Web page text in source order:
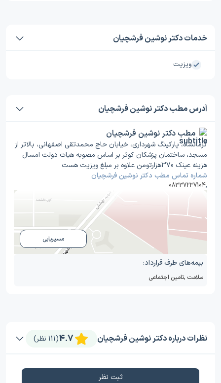
خدمات دکتر نوشین فرشچیان
ویزیت
آدرس مطب دکتر نوشین فرشچیان
مطب دکتر نوشین فرشچیان
کرمانشاه، پارکینگ شهرداری، خیابان حاج محمدتقی اصفهانی، بالاتر از
مسجد، ساختمان پزشکان کوثر بر اساس مصوبه هیات دولت امسال
هزینه عینک 370هزارتومن علاوه بر مبلغ ویزیت هست
شماره تماس مطب دکتر نوشین فرشچیان
08337237104,
مسیریابی
بیمه‌های طرف قرارداد:
سلامت ,تامین اجتماعی
نظرات درباره دکتر نوشین فرشچیان (111 نظر)4.7
ثبت نظر